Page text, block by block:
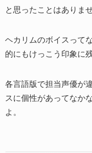
と思ったことはありま
ヘカリムのボイスって
的にもけっこう印象に
各言語版で担当声優が
スに個性があってなか
よ。